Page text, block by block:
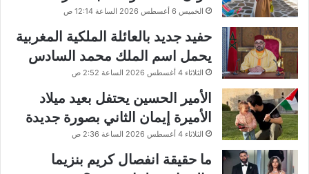
الخميس 6 أغسطس 2026 الساعة 12:14 ص
حفيد جديد بالعائلة الملكية المغربية
يحمل اسم الملك محمد السادس
الثلاثاء 4 أغسطس 2026 الساعة 2:52 ص
الأمير الحسين يحتفل بعيد ميلاد
الأميرة إيمان الثاني بصورة جديدة
الثلاثاء 4 أغسطس 2026 الساعة 2:36 ص
ما حقيقة انفصال كريم بنزيما